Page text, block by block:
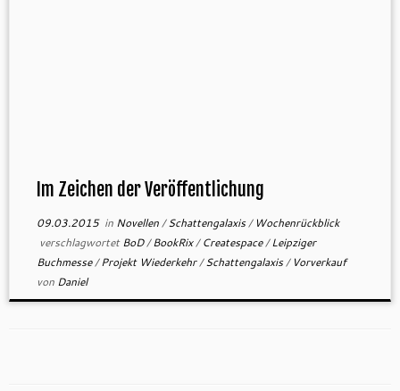
Im Zeichen der Veröffentlichung
09.03.2015in Novellen/Schattengalaxis/ Wochenrückblick
verschlagwortetBoD/BookRix/Createspace/Leipziger
Buchmesse/Projekt Wiederkehr/Schattengalaxis/ Vorverkauf
von Daniel